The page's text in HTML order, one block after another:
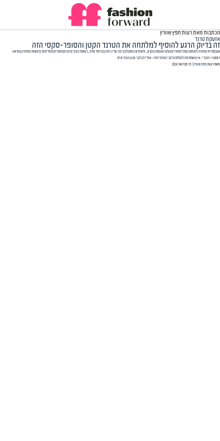
הכתבות מאת רעות חפץ שוורץ
אזעקת טרנד
זה בדיוק הרגע להוסיף למלתחה את הטרנד הקטן והסופר-סקסי הזה
אובססיית התחרה לא מתכוונת לשחרר מעולם האופנה בקרוב, ולאחרונה מתבלט ביטוי עדין ויפה במיוחד שלה, כשאת הגרביונים הקלאסיים מחליפות גרסאות התחרה במראה
רומנטי-וינטג'י. אין באמת מה להתלבט לגבי הטרנד הזה - אולי רק לגבי צבע הגרביונים
מאתרעות חפץ שוורץ